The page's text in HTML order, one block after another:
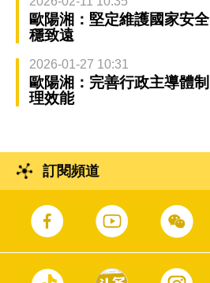
歐陽湘：堅定維護國家安
穩致遠
2026-01-27 10:31
歐陽湘：完善行政主導體
理效能
訂閱頻道